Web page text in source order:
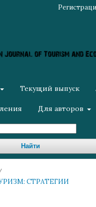
Текущий выпуск
Для авторов
Найти
СТРАТЕГИИ